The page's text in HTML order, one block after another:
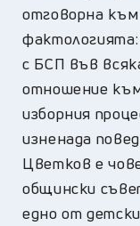
отговорна
с БСП във
отношение
изборния
изненада
Цветков е
общински
едно от